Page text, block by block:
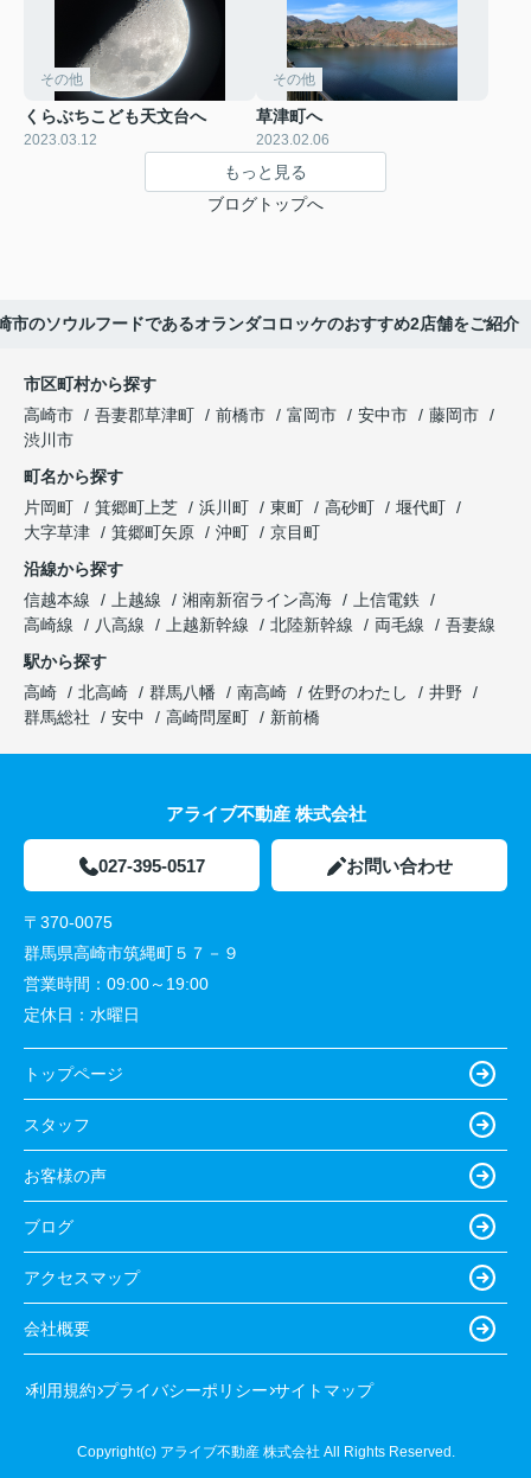
その他
くらぶちこども天文台へ
2023.03.12
その他
草津町へ
2023.02.06
もっと見る
ブログトップへ
市のソウルフードであるオランダコロッケのおすすめ2店舗をご紹介
市区町村から探す
高崎市
吾妻郡草津町 前橋市 富岡市 安中市
藤岡市
渋川市
町名から探す
片岡町
箕郷町上芝 浜川町 東町 高砂町
堰代町
大字草津
箕郷町矢原 沖町
京目町
沿線から探す
信越本線
上越線 湘南新宿ライン高海
上信電鉄
高崎線
八高線 上越新幹線 北陸新幹線 両毛線
吾妻線
駅から探す
高崎
北高崎 群馬八幡 南高崎 佐野のわたし
井野
群馬総社
安中 高崎問屋町 新前橋
アライブ不動産 株式会社
027-395-0517 お問い合わせ
〒370-0075
群馬県高崎市筑縄町５７－９
営業時間： 09:00～19:00
定休日： 水曜日
トップページ
スタッフ
お客様の声
ブログ
アクセスマップ
会社概要
利用規約 プライバシーポリシー サイトマップ
Copyright(c) アライブ不動産 株式会社 All Rights Reserved.